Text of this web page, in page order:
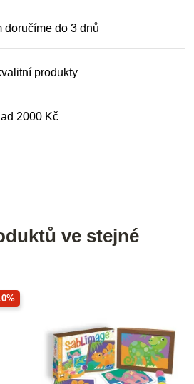
doručíme do 3 dnů
produkty
2000 Kč
ve stejné